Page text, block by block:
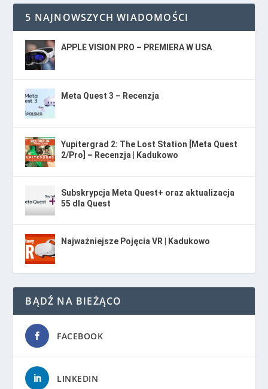
5 NAJNOWSZYCH WIADOMOŚCI
APPLE VISION PRO – PREMIERA W USA
Meta Quest 3 – Recenzja
Yupitergrad 2: The Lost Station [Meta Quest
2/Pro] – Recenzja | Kadukowo
Subskrypcja Meta Quest+ oraz aktualizacja
55 dla Quest
Najważniejsze Pojęcia VR | Kadukowo
BĄDŹ NA BIEŻĄCO
FACEBOOK
LINKEDIN